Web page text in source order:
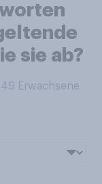
sie ab?
Erwachsene